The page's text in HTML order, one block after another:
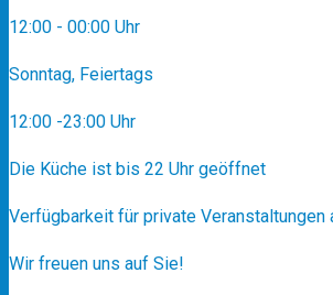
12:00 - 00:00 Uhr
Sonntag, Feiertags
12:00 -23:00 Uhr
Die Küche ist bis 22 Uhr geöffnet
Verfügbarkeit für private Veranstaltungen
Wir freuen uns auf Sie!